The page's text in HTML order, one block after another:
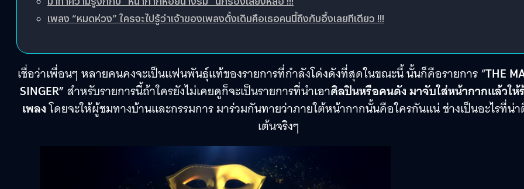
เพลง “หมดห่วง” ใครจะไปรู้ว่าเจ้าของเพลงดั้งเดิมคือเธอคนนี้ถึงกับอึ้งเลยทีเดียว !!!
เชื่อว่าเพื่อนๆ หลายคนคงจะเป็นแฟนพันธ์ุแท้ของรายการที่กำลังโด่งดังที่สุดในขณะนี้ นั้นก็คือรายการ “THE
SINGER”สำหรับรายการนี้ถ้าใครยังไม่เคยดูก็จะเป็นรายการที่นำเอาศิลปินหรือคนดัง มาจับใส่หน้ากากแล้วให้
เพลงโดยจะให้ผู้ชมทางบ้านและกรรมการ มาร่วมกันทายว่าภายใต้หน้ากากนั้นคือใครกันแน่ ช่างเป็นอะไรที่น่
เต้นจริงๆ